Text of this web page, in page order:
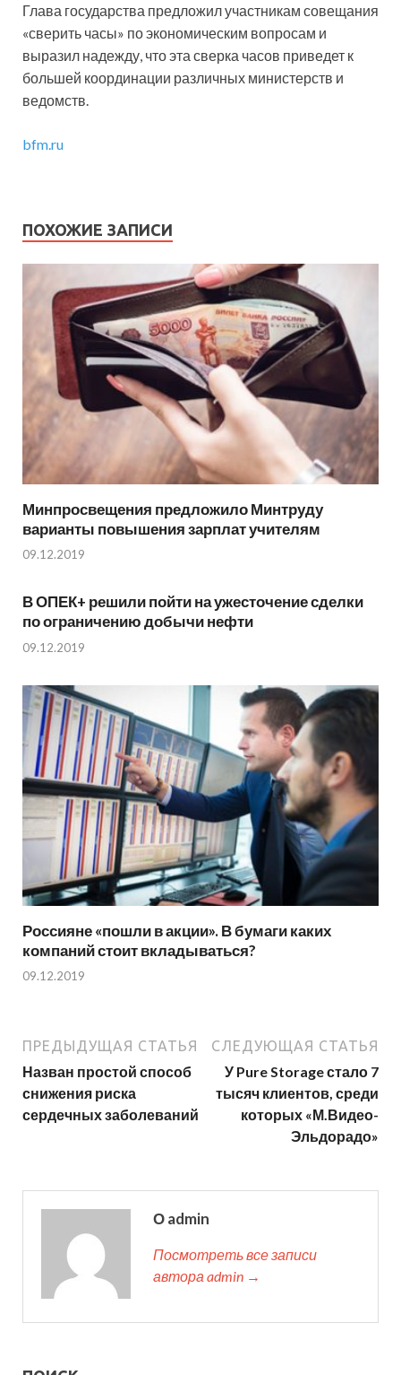
Глава государства предложил участникам совещания
«сверить часы» по экономическим вопросам и
выразил надежду, что эта сверка часов приведет к
большей координации различных министерств и
ведомств.
bfm.ru
ПОХОЖИЕ ЗАПИСИ
Минпросвещения предложило Минтруду
варианты повышения зарплат учителям
09.12.2019
В ОПЕК+ решили пойти на ужесточение сделки
по ограничению добычи нефти
09.12.2019
Россияне «пошли в акции». В бумаги каких
компаний стоит вкладываться?
09.12.2019
ПРЕДЫДУЩАЯ СТАТЬЯ
Назван простой способ
снижения риска
сердечных заболеваний
СЛЕДУЮЩАЯ СТАТЬЯ
У Pure Storage стало 7
тысяч клиентов, среди
которых «М.Видео-
Эльдорадо»
О admin
Посмотреть все записи
автора admin →